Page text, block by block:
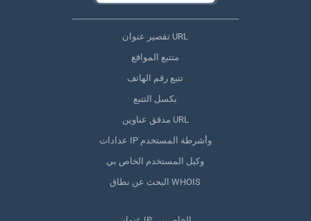
تقصير عنوان URL
متتبع المواقع
تتبع رقم الهاتف
بكسل التتبع
مدقق عناوين URL
عدادات IP وأشرطة المستخدم
وكيل المستخدم الخاص بي
البحث عن نطاق WHOIS